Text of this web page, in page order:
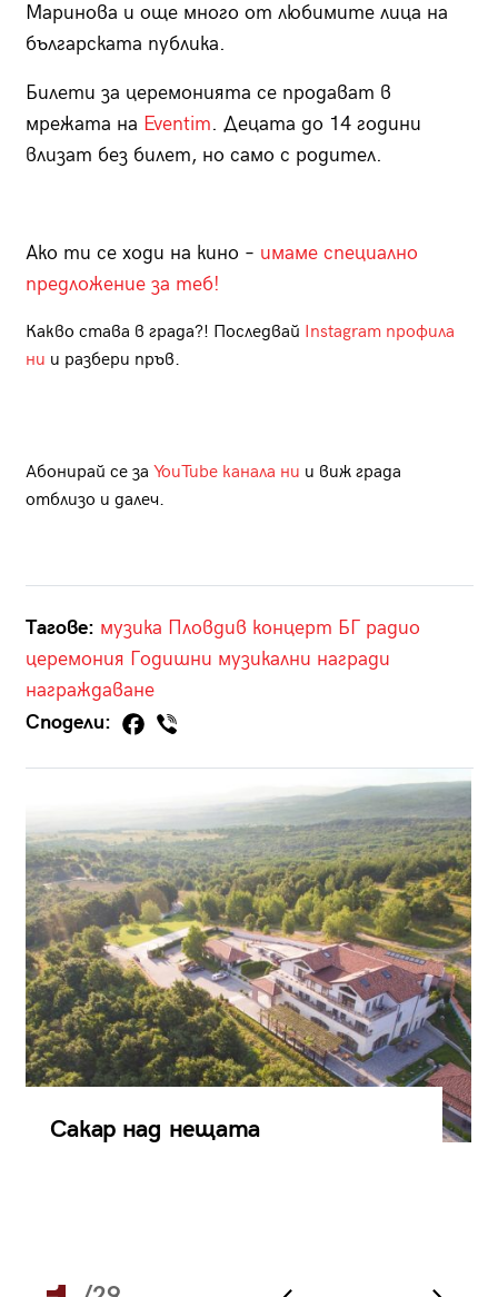
Маринова и още много от любимите лица на
българската публика.
Билети за церемонията се продават в
мрежата на Eventim. Децата до 14 години
влизат без билет, но само с родител.
Ако ти се ходи на кино – имаме специално
предложение за теб!
Какво става в града?! Последвай Instagram профила
ни и разбери пръв.
Абонирай се за YouTube канала ни и виж града
отблизо и далеч.
Тагове: музика Пловдив концерт БГ радио
церемония Годишни музикални награди
награждаване
Сподели:
Сакар над нещата